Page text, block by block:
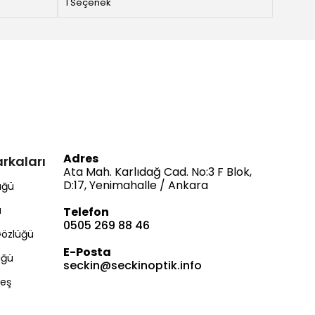
Adres
Ata Mah. Karlıdağ Cad. No:3 F Blok,
D:17, Yenimahalle / Ankara
Telefon
0505 269 88 46
E-Posta
seckin@seckinoptik.info
Bize Ulaşın